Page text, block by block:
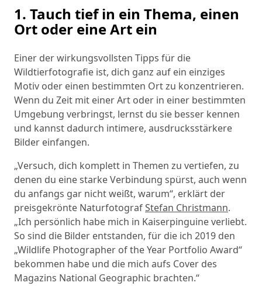
1. Tauch tief in ein Thema, einen
Ort oder eine Art ein
Einer der wirkungsvollsten Tipps für die
Wildtierfotografie ist, dich ganz auf ein einziges
Motiv oder einen bestimmten Ort zu konzentrieren.
Wenn du Zeit mit einer Art oder in einer bestimmten
Umgebung verbringst, lernst du sie besser kennen
und kannst dadurch intimere, ausdrucksstärkere
Bilder einfangen.
„Versuch, dich komplett in Themen zu vertiefen, zu
denen du eine starke Verbindung spürst, auch wenn
du anfangs gar nicht weißt, warum“, erklärt der
preisgekrönte NaturfotografStefan Christmann.
„Ich persönlich habe mich in Kaiserpinguine verliebt.
So sind die Bilder entstanden, für die ich 2019 den
„Wildlife Photographer of the Year Portfolio Award“
bekommen habe und die mich aufs Cover des
Magazins National Geographic brachten.“